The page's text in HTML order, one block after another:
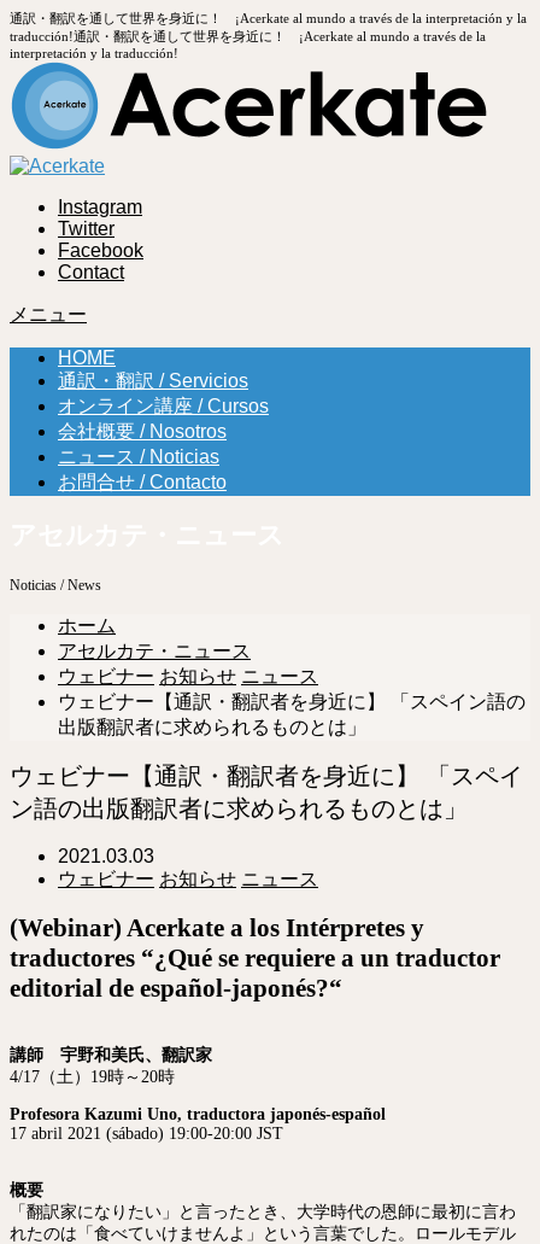
通訳・翻訳を通して世界を身近に！ ¡Acerkate al mundo a través de la interpretación y la
traducción!通訳・翻訳を通して世界を身近に！ ¡Acerkate al mundo a través de la
interpretación y la traducción!
Instagram
Twitter
Facebook
Contact
メニュー
HOME
通訳・翻訳 / Servicios
オンライン講座 / Cursos
会社概要 / Nosotros
ニュース / Noticias
お問合せ / Contacto
Noticias / News
ホーム
アセルカテ・ニュース
ウェビナー お知らせ ニュース
ウェビナー【通訳・翻訳者を身近に】 「スペイン語の
出版翻訳者に求められるものとは」
ウェビナー【通訳・翻訳者を身近に】 「スペイ
ン語の出版翻訳者に求められるものとは」
2021.03.03
ウェビナー お知らせ ニュース
(Webinar) Acerkate a los Intérpretes y
traductores “¿Qué se requiere a un traductor
editorial de español-japonés?“
講師 宇野和美氏、翻訳家
4/17（土）19時～20時
Profesora Kazumi Uno, traductora japonés-español
17 abril 2021 (sábado) 19:00-20:00 JST
概要
「翻訳家になりたい」と言ったとき、大学時代の恩師に最初に言わ
れたのは「食べていけませんよ」という言葉でした。ロールモデル